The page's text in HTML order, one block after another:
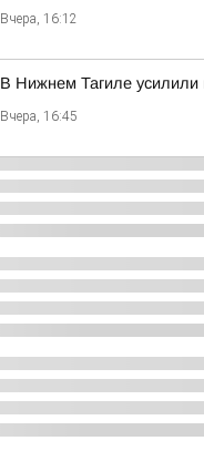
Вчера, 16:12
В Нижнем Тагиле усилили
Вчера, 16:45